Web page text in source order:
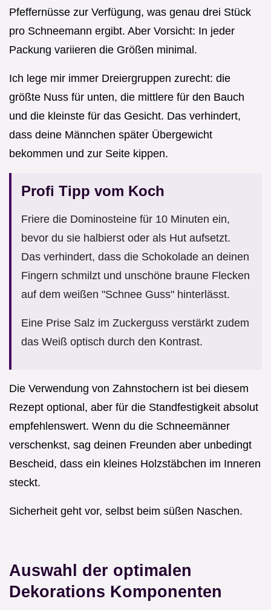
Pfeffernüsse zur Verfügung, was genau drei Stück
pro Schneemann ergibt. Aber Vorsicht: In jeder
Packung variieren die Größen minimal.
Ich lege mir immer Dreiergruppen zurecht: die
größte Nuss für unten, die mittlere für den Bauch
und die kleinste für das Gesicht. Das verhindert,
dass deine Männchen später Übergewicht
bekommen und zur Seite kippen.
Profi Tipp vom Koch
Friere die Dominosteine für 10 Minuten ein,
bevor du sie halbierst oder als Hut aufsetzt.
Das verhindert, dass die Schokolade an deinen
Fingern schmilzt und unschöne braune Flecken
auf dem weißen "Schnee Guss" hinterlässt.
Eine Prise Salz im Zuckerguss verstärkt zudem
das Weiß optisch durch den Kontrast.
Die Verwendung von Zahnstochern ist bei diesem
Rezept optional, aber für die Standfestigkeit absolut
empfehlenswert. Wenn du die Schneemänner
verschenkst, sag deinen Freunden aber unbedingt
Bescheid, dass ein kleines Holzstäbchen im Inneren
steckt.
Sicherheit geht vor, selbst beim süßen Naschen.
Auswahl der optimalen
Dekorations Komponenten